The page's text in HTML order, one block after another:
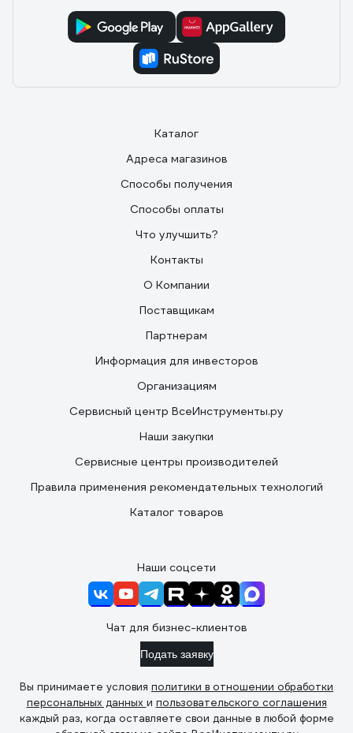
Каталог
Адреса магазинов
Способы получения
Способы оплаты
Что улучшить?
Контакты
О Компании
Поставщикам
Партнерам
Информация для инвесторов
Организациям
Сервисный центр ВсеИнструменты.ру
Наши закупки
Сервисные центры производителей
Правила применения рекомендательных технологий
Каталог товаров
Наши соцсети
Чат для бизнес-клиентов
Подать заявку
Вы принимаете условия политики в отношении обработки
персональных данных и пользовательского соглашения
каждый раз, когда оставляете свои данные в любой форме